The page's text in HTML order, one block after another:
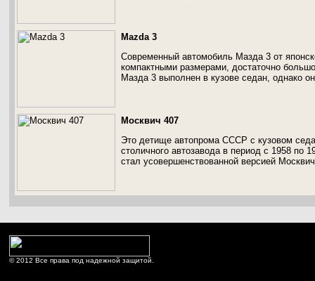
Mazda 3
Современный автомобиль Мазда 3 от
компактными размерами, достаточно
Мазда 3 выполнен в кузове седан, однако
Москвич 407
Это детище автопрома СССР с кузовом
столичного автозавода в период с 1958 по
стал усовершенствованной версией
© 2012 Все права под надежной защитой.